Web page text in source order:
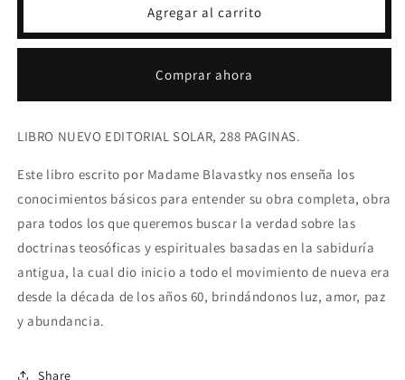
LA
-
P.
ACLARACIÓN
LA
SECRETA
-
P.
Agregar al carrito
Comprar ahora
LIBRO NUEVO EDITORIAL SOLAR, 288 PAGINAS.
Este libro escrito por Madame Blavastky nos enseña los
conocimientos básicos para entender su obra completa, obra
para todos los que queremos buscar la verdad sobre las
doctrinas teosóficas y espirituales basadas en la sabiduría
antigua, la cual dio inicio a todo el movimiento de nueva era
desde la década de los años 60, brindándonos luz, amor, paz
y abundancia.
Share